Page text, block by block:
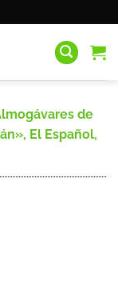
de
El Español,